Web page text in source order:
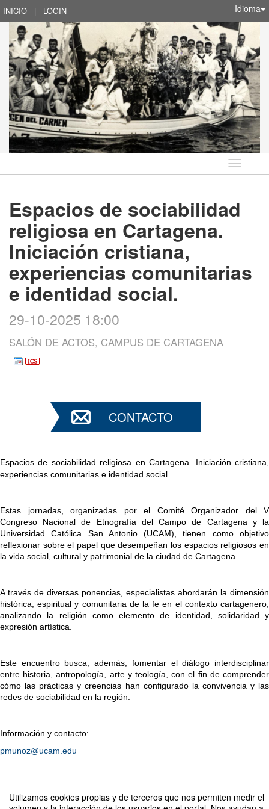
Utilizamos cookies propias y de terceros que nos permiten medir el
INICIO | LOGIN Idioma
Idioma
Espacios de sociabilidad
religiosa en Cartagena.
Iniciación cristiana,
experiencias comunitarias
e identidad social.
29-10-2025 18:00
SALÓN DE ACTOS, CAMPUS DE CARTAGENA
CONTACTO
Espacios de sociabilidad religiosa en Cartagena. Iniciación cristiana,
experiencias comunitarias e identidad social
Estas jornadas, organizadas por el Comité Organizador del V
Congreso Nacional de Etnografía del Campo de Cartagena y la
Universidad Católica San Antonio (UCAM), tienen como objetivo
reflexionar sobre el papel que desempeñan los espacios religiosos en
la vida social, cultural y patrimonial de la ciudad de Cartagena.
A través de diversas ponencias, especialistas abordarán la dimensión
histórica, espiritual y comunitaria de la fe en el contexto cartagenero,
analizando la religión como elemento de identidad, solidaridad y
expresión artística.
Este encuentro busca, además, fomentar el diálogo interdisciplinar
entre historia, antropología, arte y teología, con el fin de comprender
cómo las prácticas y creencias han configurado la convivencia y las
redes de sociabilidad en la región.
Información y contacto:
pmunoz@ucam.edu
Compartir por email